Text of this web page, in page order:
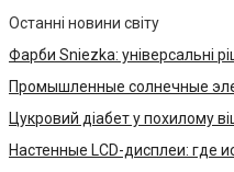
Останні новини світу
Фарби Sniezka: універсальні
Промышленные солнечные
Цукровий діабет у похилому
Настенные LCD-дисплеи: где